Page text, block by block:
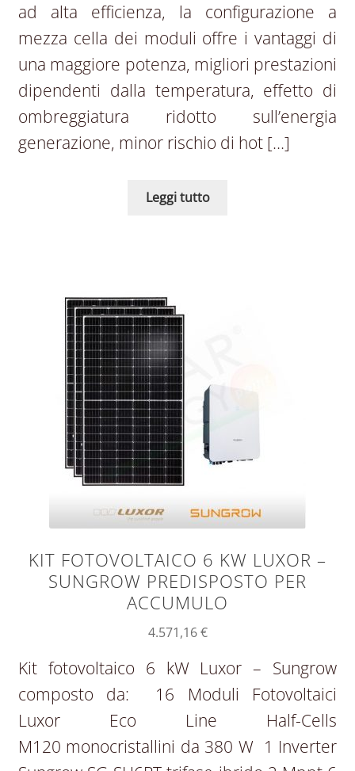
ad alta efficienza, la configurazione a
mezza cella dei moduli offre i vantaggi di
una maggiore potenza, migliori prestazioni
dipendenti dalla temperatura, effetto di
ombreggiatura ridotto sull’energia
generazione, minor rischio di hot […]
Leggi tutto
KIT FOTOVOLTAICO 6 KW LUXOR –
SUNGROW PREDISPOSTO PER
ACCUMULO
4.571,16€
Kit fotovoltaico 6 kW Luxor – Sungrow
composto da: 16 Moduli Fotovoltaici
Luxor Eco Line Half-Cells
M120 monocristallini da 380 W 1 Inverter